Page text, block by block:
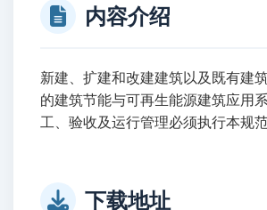
内容介绍
新建、扩建和改建建筑以及既有建
的建筑节能与可再生能源建筑应用
工、验收及运行管理必须执行本规
下载地址